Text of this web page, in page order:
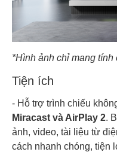
*Hình ảnh chỉ mang tính
Tiện ích
- Hỗ trợ trình chiếu
Miracast và AirPlay 2.
ảnh, video, tài liệu từ
cách nhanh chóng, tiện